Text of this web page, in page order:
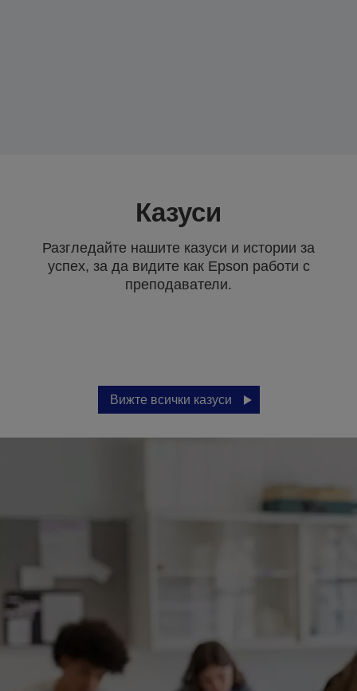
Казуси
Разгледайте нашите казуси и истории за
успех, за да видите как Epson работи с
преподаватели.
Вижте всички казуси